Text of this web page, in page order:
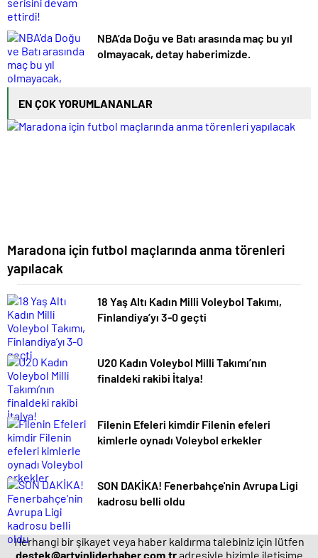
NBA’da Doğu ve Batı arasında maç bu yıl
olmayacak, detay haberimizde.
EN ÇOK YORUMLANANLAR
Maradona için futbol maçlarında anma törenleri
yapılacak
18 Yaş Altı Kadın Milli Voleybol Takımı,
Finlandiya’yı 3-0 geçti
U20 Kadın Voleybol Milli Takımı’nın
finaldeki rakibi İtalya!
Filenin Efeleri kimdir Filenin efeleri
kimlerle oynadı Voleybol erkekler
SON DAKİKA! Fenerbahçe'nin Avrupa Ligi
kadrosu belli oldu
Herhangi bir şikayet veya haber kaldırma talebiniz için lütfen
destek@artvinliderhaber.com.tradresiyle bizimle iletişime